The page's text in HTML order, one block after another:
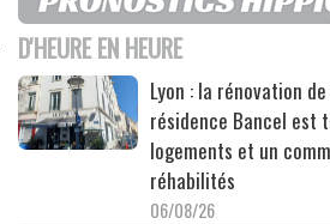
D'HEURE EN HEURE
Lyon : la rénovation
résidence Bancel est
logements et un
réhabilités
06/08/26